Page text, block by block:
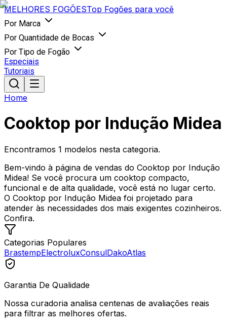
MELHORES FOGÕESTop Fogões para você
Por Marca
Por Quantidade de Bocas
Por Tipo de Fogão
Especiais
Tutoriais
Home
Cooktop por Indução Midea
Encontramos 1 modelos nesta categoria.
Bem-vindo à página de vendas do Cooktop por Indução
Midea! Se você procura um cooktop compacto,
funcional e de alta qualidade, você está no lugar certo.
O Cooktop por Indução Midea foi projetado para
atender às necessidades dos mais exigentes cozinheiros.
Confira.
Categorias Populares
BrastempElectroluxConsulDakoAtlas
Garantia De Qualidade
Nossa curadoria analisa centenas de avaliações reais
para filtrar as melhores ofertas.